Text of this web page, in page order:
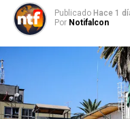
Publicado Hace 1
Por Notifalcon